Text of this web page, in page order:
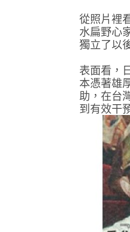
從照片裡
水扁野心
獨立了以
表面看，
本憑著雄
助，在台
到有效干